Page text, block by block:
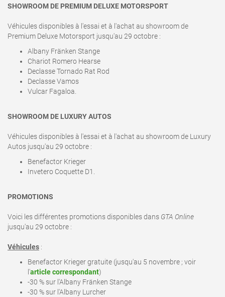
SHOWROOM DE PREMIUM DELUXE MOTORSPORT
Véhicules disponibles à l'essai et à l'achat au showroom de
Premium Deluxe Motorsport jusqu'au 29 octobre :
Albany Fränken Stange
Chariot Romero Hearse
Declasse Tornado Rat Rod
Declasse Vamos
Vulcar Fagaloa.
SHOWROOM DE LUXURY AUTOS
Véhicules disponibles à l'essai et à l'achat au showroom de Luxury
Autos jusqu'au 29 octobre :
Benefactor Krieger
Invetero Coquette D1.
PROMOTIONS
Voici les différentes promotions disponibles dans GTA Online
jusqu'au 29 octobre :
Véhicules :
Benefactor Krieger gratuite (jusqu'au 5 novembre ; voir
l'article correspondant)
-30 % sur l'Albany Fränken Stange
-30 % sur l'Albany Lurcher